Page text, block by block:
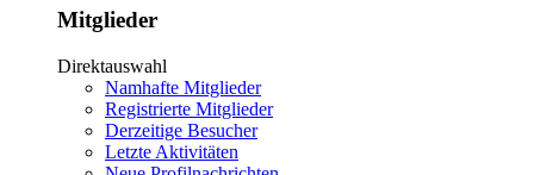
Mitglieder
Direktauswahl
Namhafte Mitglieder
Registrierte Mitglieder
Derzeitige Besucher
Letzte Aktivitäten